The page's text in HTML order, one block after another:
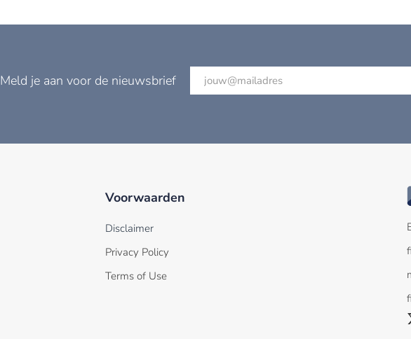
Meld je aan voor de nieuwsbrief
Voorwaarden
Disclaimer
Privacy Policy
Terms of Use